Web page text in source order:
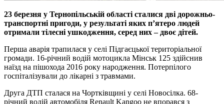
23 березня у Тернопільській області сталися дві дорожньо-
транспортні пригоди, у результаті яких п’ятеро людей
отримали тілесні ушкодження, серед них – двоє дітей.
Перша аварія трапилася у селі Підгаєцької територіальної
громади. 16-річний водій мотоцикла Мінськ 125 здійснив
наїзд на пішохода 2016 року народження. Потерпілого
госпіталізували до лікарні з травмами.
Друга ДТП сталася на Чортківщині у селі Новосілка. 68-
річний водій автомобіля Renault Kangoo не впорався з